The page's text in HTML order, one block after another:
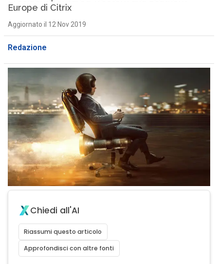
Europe di Citrix
Aggiornato il 12 Nov 2019
Redazione
Chiedi all'AI
Riassumi questo articolo
Approfondisci con altre fonti